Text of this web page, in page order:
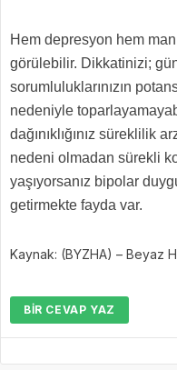
Hem depresyon hem
görülebilir. Dikkatinizi;
sorumluluklarınızın
nedeniyle
dağınıklığınız süreklilik
nedeni olmadan sürekli
yaşıyorsanız bipolar
getirmekte fayda var.
Kaynak: (BYZHA) – Beyaz
BIR CEVAP YAZ